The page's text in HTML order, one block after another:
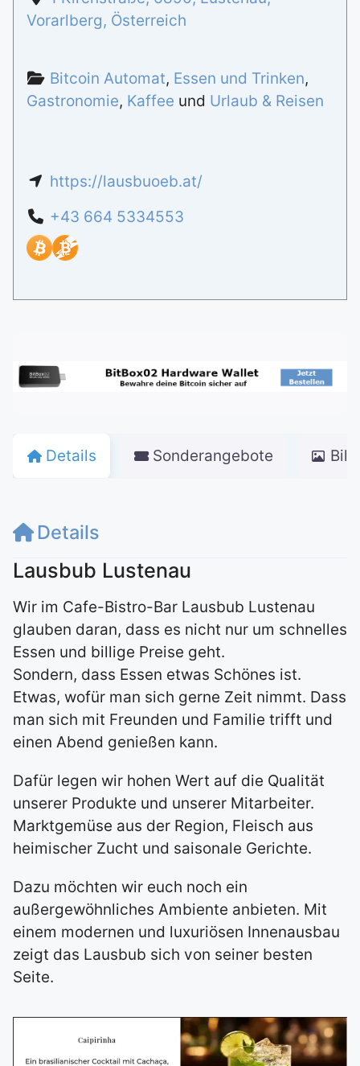
Vorarlberg, Österreich
Bitcoin Automat, Essen und Trinken,
Gastronomie, Kaffee und Urlaub & Reisen
https://lausbuoeb.at/
+43 664 5334553
Details Sonderangebote
Details
Lausbub Lustenau
Wir im Cafe-Bistro-Bar Lausbub Lustenau
glauben daran, dass es nicht nur um schnelles
Essen und billige Preise geht.
Sondern, dass Essen etwas Schönes ist.
Etwas, wofür man sich gerne Zeit nimmt. Dass
man sich mit Freunden und Familie trifft und
einen Abend genießen kann.
Dafür legen wir hohen Wert auf die Qualität
unserer Produkte und unserer Mitarbeiter.
Marktgemüse aus der Region, Fleisch aus
heimischer Zucht und saisonale Gerichte.
Dazu möchten wir euch noch ein
außergewöhnliches Ambiente anbieten. Mit
einem modernen und luxuriösen Innenausbau
zeigt das Lausbub sich von seiner besten
Seite.